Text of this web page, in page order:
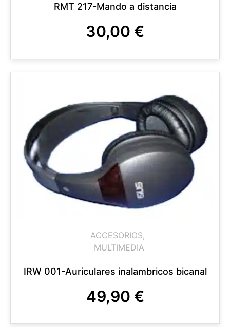
RMT 217-Mando a distancia
30,00 €
ACCESORIOS,
MULTIMEDIA
IRW 001-Auriculares inalambricos bicanal
49,90 €